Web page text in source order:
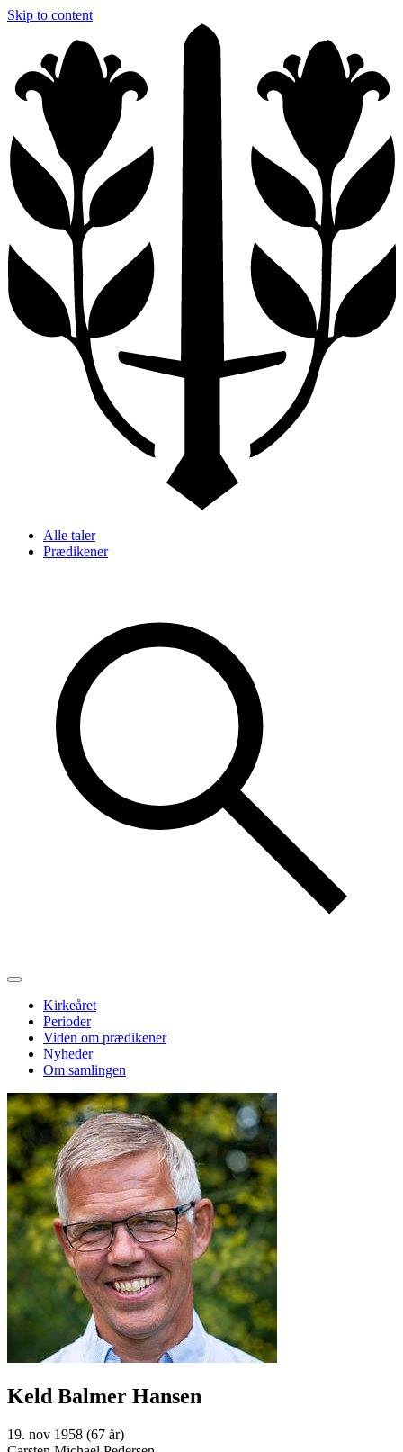
Skip to content
Alle taler
Prædikener
Kirkeåret
Perioder
Viden om prædikener
Nyheder
Om samlingen
Keld Balmer Hansen
19. nov 1958 (67 år)